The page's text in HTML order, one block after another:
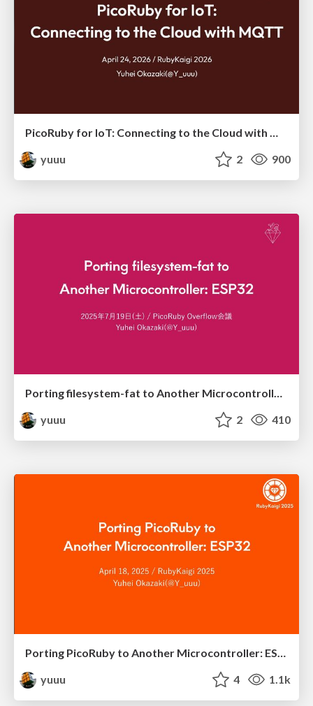
PicoRuby for IoT: Connecting to the Cloud with MQTT
yuuu
2 900
yuuu
2 410
Porting PicoRuby to Another Microcontroller: ESP32
yuuu
4 1.1k